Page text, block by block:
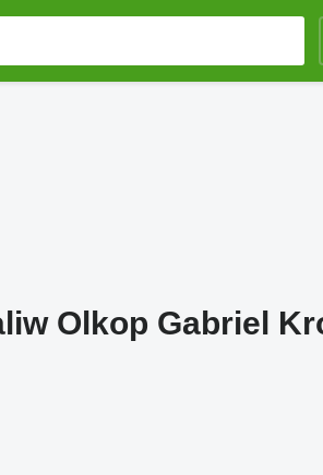
Olkop Gabriel